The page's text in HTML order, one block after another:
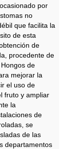
por
no
que facilita la
de esta
de
procedente de
de
mejorar la
el uso de
fruto y ampliar
la
de
se
de las
departamentos